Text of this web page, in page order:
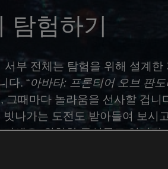
탐험하기
부 전체는 탐험을 위해 설계
다. “아바타: 프론티어 오브 판도
그때마다 놀라움을 선사할 겁니
나가는 도전도 받아들여 보시
세요. 위험한 동식물도 있지만